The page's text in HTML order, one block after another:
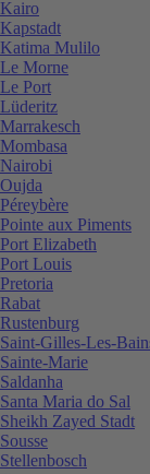
Kairo
Kapstadt
Katima Mulilo
Le Morne
Le Port
Lüderitz
Marrakesch
Mombasa
Nairobi
Oujda
Péreybère
Pointe aux Piments
Port Elizabeth
Port Louis
Pretoria
Rabat
Rustenburg
Saint-Gilles-Les-
Sainte-Marie
Saldanha
Santa Maria do Sal
Sheikh Zayed Stadt
Sousse
Stellenbosch